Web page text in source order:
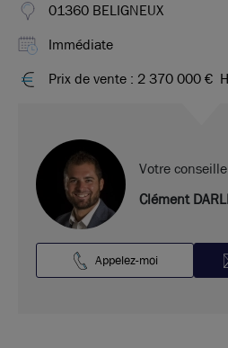
01360 BELIGNEUX
Immédiate
Prix de vente : 2 370 000 €
Votre
Clément
Appelez-moi